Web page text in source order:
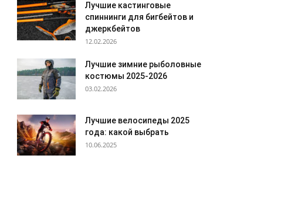
Лучшие кастинговые
спиннинги для бигбейтов и
джеркбейтов
12.02.2026
Лучшие зимние рыболовные
костюмы 2025-2026
03.02.2026
Лучшие велосипеды 2025
года: какой выбрать
10.06.2025